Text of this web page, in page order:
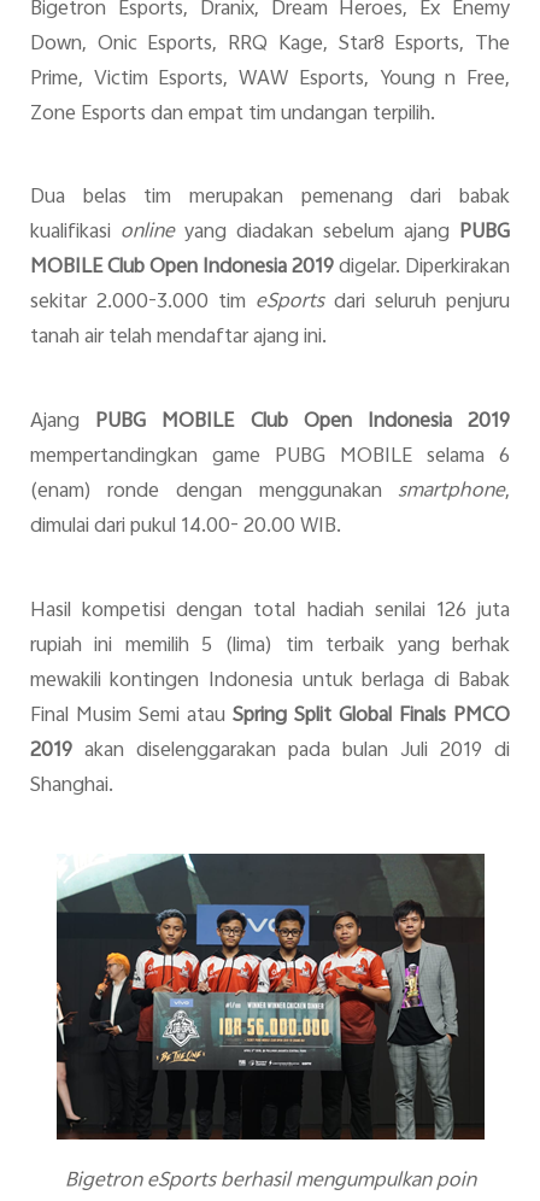
Bigetron Esports, Dranix, Dream Heroes, Ex Enemy
Down, Onic Esports, RRQ Kage, Star8 Esports, The
Prime, Victim Esports, WAW Esports, Young n Free,
Zone Esports dan empat tim undangan terpilih.
Dua belas tim merupakan pemenang dari babak
kualifikasi onlineyang diadakan sebelum ajang PUBG
MOBILE Club Open Indonesia 2019digelar. Diperkirakan
sekitar 2.000-3.000 tim eSportsdari seluruh penjuru
tanah air telah mendaftar ajang ini.
Ajang PUBG MOBILE Club Open Indonesia 2019
mempertandingkan game PUBG MOBILE selama 6
(enam) ronde dengan menggunakan smartphone,
dimulai dari pukul 14.00- 20.00 WIB.
Hasil kompetisi dengan total hadiah senilai 126 juta
rupiahini memilih 5 (lima) tim terbaik yang berhak
mewakili kontingen Indonesia untuk berlaga di Babak
Final Musim Semi atau Spring Split Global Finals PMCO
2019akan diselenggarakan pada bulan Juli 2019 di
Shanghai.
Bigetron eSports berhasil mengumpulkan poin